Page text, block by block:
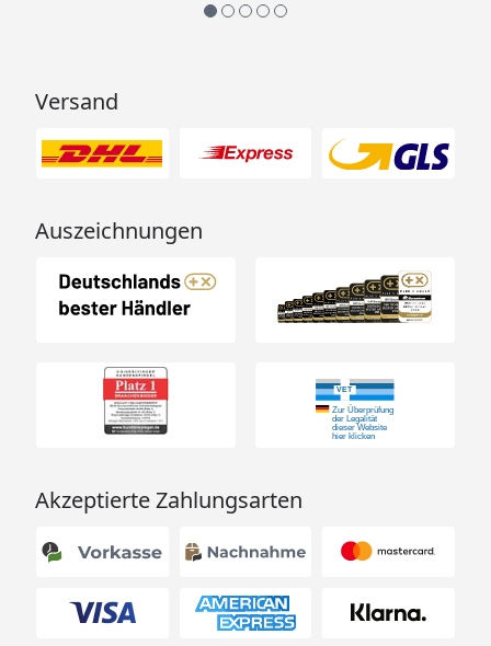
Versand
Auszeichnungen
Akzeptierte Zahlungsarten